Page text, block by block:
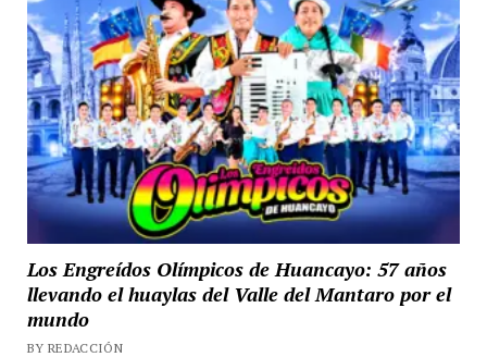
Los Engreídos Olímpicos de Huancayo: 57 años
llevando el huaylas del Valle del Mantaro por el
mundo
BY REDACCIÓN